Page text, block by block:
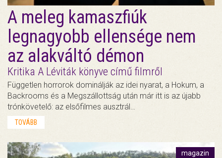
A meleg kamaszfiúk
legnagyobb ellensége nem
az alakváltó démon
Kritika A Léviták könyve című filmről
Független horrorok dominálják az idei nyarat, a Hokum, a
Backrooms és a Megszállottság után már itt is az újabb
trónkövetelő: az elsőfilmes ausztrál…
TOVÁBB
magazin